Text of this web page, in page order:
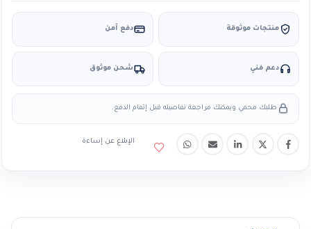
منتجات موثوقة دفع آمن
دعم فني شحن موثوق
طلبك محمي ويمكنك مراجعة تفاصيله قبل إتمام الدفع.
الإبلاغ عن إساءة